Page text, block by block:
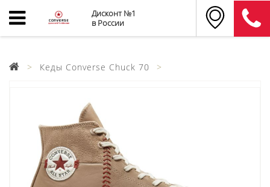
Дисконт №1
в России
Кеды Converse Chuck 70